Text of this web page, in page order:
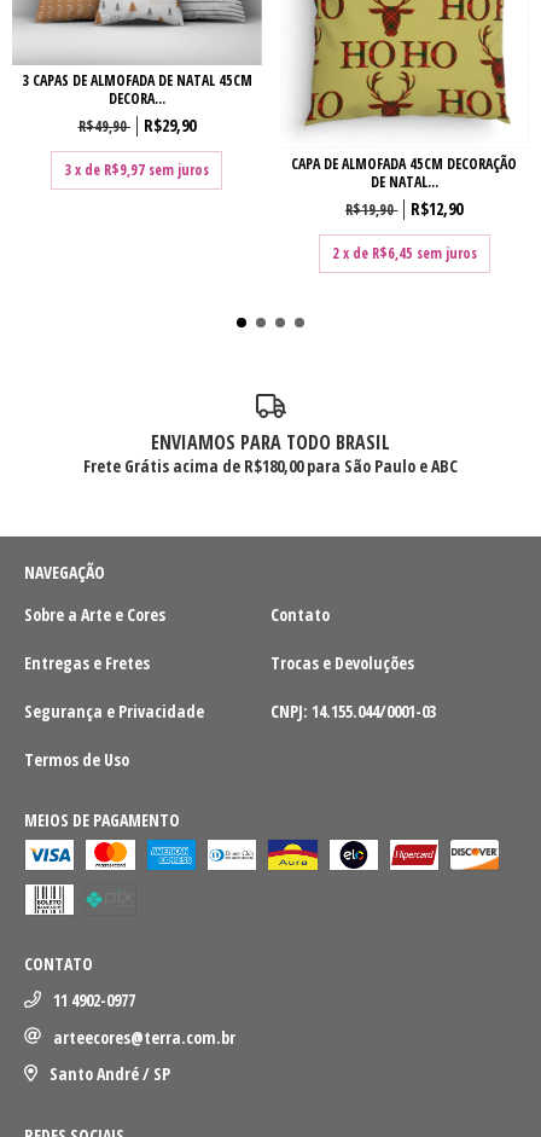
3 CAPAS DE ALMOFADA DE NATAL 45CM
DECORA...
R$49,90
R$29,90
3x de R$9,97 sem juros
CAPA DE ALMOFADA 45CM DECORAÇÃO
DE NATAL...
R$19,90
R$12,90
2x de R$6,45 sem juros
ENVIAMOS PARA TODO BRASIL
Frete Grátis acima de R$180,00 para São Paulo e ABC
NAVEGAÇÃO
Sobre a Arte e Cores
Contato
Entregas e Fretes Trocas e Devoluções
Segurança e Privacidade CNPJ: 14.155.044/0001-03
Termos de Uso
MEIOS DE PAGAMENTO
CONTATO
11 4902-0977
arteecores@terra.com.br
Santo André / SP